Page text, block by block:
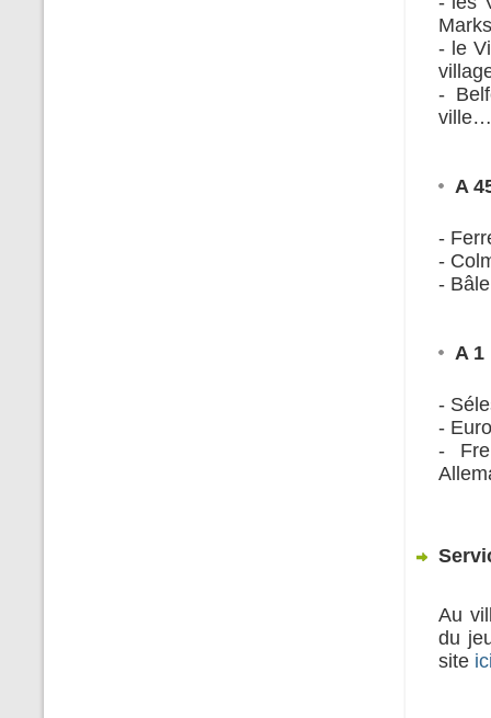
- le
-
A
-
-
-
A 1
-
-
-
Au
du
site